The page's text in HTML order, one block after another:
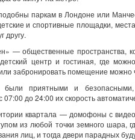
паркам в Лондоне или
и спортивные площадки,
другу.
— общественные пространства,
центр и гостиная, где
забронировать помещение
приятными и
до 24:00 их скорость
квартала — домофоны с
из любой точки земного шара,
лиц, и тогда двери парадных